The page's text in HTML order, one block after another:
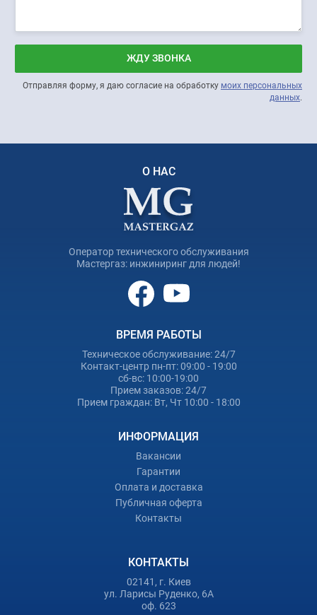
ЖДУ ЗВОНКА
Отправляя форму, я даю согласие на обработку моих персональных
данных.
О НАС
Оператор технического обслуживания
Мастергаз: инжиниринг для людей!
ВРЕМЯ РАБОТЫ
Техническое обслуживание: 24/7
Контакт-центр пн-пт: 09:00 - 19:00
сб-вс: 10:00-19:00
Прием заказов: 24/7
Прием граждан: Вт, Чт 10:00 - 18:00
ИНФОРМАЦИЯ
Вакансии
Гарантии
Оплата и доставка
Публичная оферта
Контакты
КОНТАКТЫ
02141, г. Киев
ул. Ларисы Руденко, 6А
оф. 623